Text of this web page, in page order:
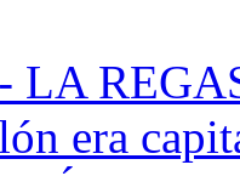
LA
era